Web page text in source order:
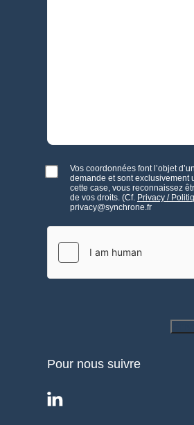
Vos coordonnées font l’objet
demande et sont exclusivement
cette case, vous reconnaissez
de vos droits. (Cf. Privacy /
privacy@synchrone.fr
Pour nous suivre